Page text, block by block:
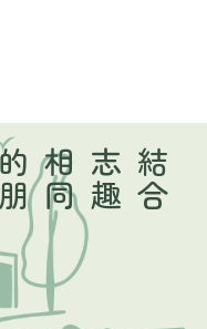
結
合
志
趣
相
同
的
朋